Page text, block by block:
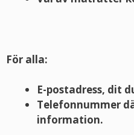
För alla:
E-postadress, dit
Telefonnummer
information.